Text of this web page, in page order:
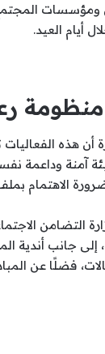
ومؤسسات
أيام العيد.
أن هذه
آمنة وداعمة
الاهتمام
إلى جانب أندية
فضلًا عن